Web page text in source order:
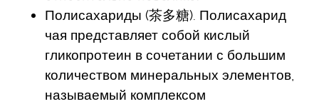
Полисахариды (茶多糖). Полисахарид
чая представляет собой кислый
гликопротеин в сочетании с большим
количеством минеральных элементов,
называемый комплексом